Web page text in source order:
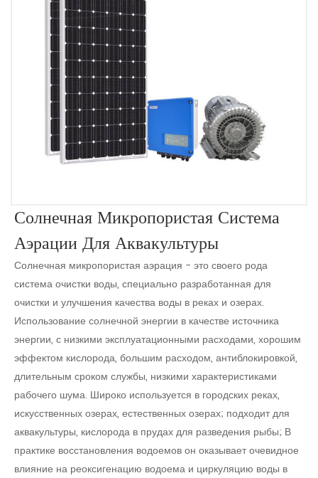
Солнечная Микропористая Система
Аэрации Для Аквакультуры
Солнечная микропористая аэрация - это своего рода
система очистки воды, специально разработанная для
очистки и улучшения качества воды в реках и озерах.
Использование солнечной энергии в качестве источника
энергии, с низкими эксплуатационными расходами, хорошим
эффектом кислорода, большим расходом, антиблокировкой,
длительным сроком службы, низкими характеристиками
рабочего шума. Широко используется в городских реках,
искусственных озерах, естественных озерах; подходит для
аквакультуры, кислорода в прудах для разведения рыбы; В
практике восстановления водоемов он оказывает очевидное
влияние на реоксигенацию водоема и циркуляцию воды в